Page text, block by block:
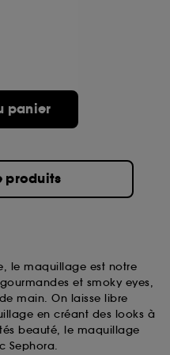
panier
produits
le maquillage est notre
et smoky eyes,
main. On laisse libre
en créant des looks à
beauté, le maquillage
Sephora.
le dépôt et la
votre accord. Vous
concernant le dépôt
de "tout accepter".
de
Cookies, pour les
Voous pouvez à tout
consentement. Si vous
sur les cookies